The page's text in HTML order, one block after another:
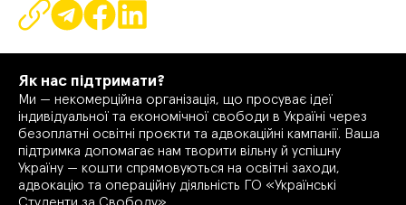
Як нас підтримати?
Ми — некомерційна організація, що просуває ідеї
індивідуальної та економічної свободи в Україні через
безоплатні освітні проєкти та адвокаційні кампанії. Ваша
підтримка допомагає нам творити вільну й успішну
Україну — кошти спрямовуються на освітні заходи,
адвокацію та операційну діяльність ГО «Українські
Студенти за Свободу».